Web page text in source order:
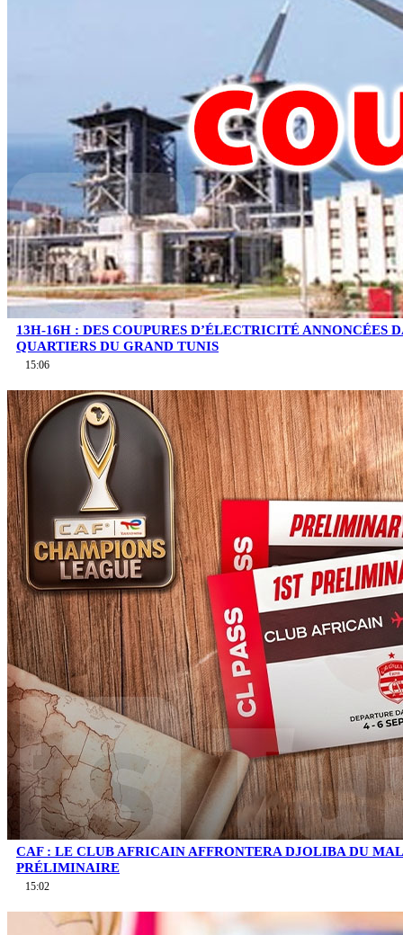
13H-16H : DES COUPURES D’ÉLECTRICITÉ ANNONCÉES
QUARTIERS DU GRAND TUNIS
15:06
CAF : LE CLUB AFRICAIN AFFRONTERA DJOLIBA DU
PRÉLIMINAIRE
15:02